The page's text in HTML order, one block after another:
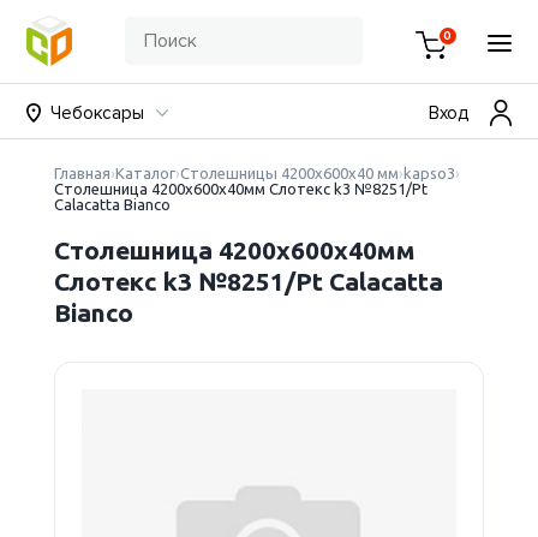
0
Чебоксары Вход
Главная Каталог Столешницы 4200х600х40 мм kapso3
Столешница 4200х600х40мм Слотекс k3 №8251/Pt
Calacatta Bianco
Столешница 4200х600х40мм
Слотекс k3 №8251/Pt Calacatta
Bianco